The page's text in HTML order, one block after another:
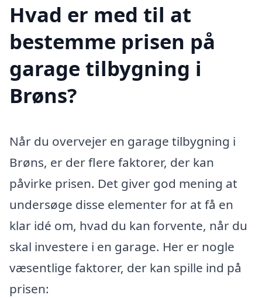
Hvad er med til at
bestemme prisen på
garage tilbygning i
Brøns?
Når du overvejer en garage tilbygning i
Brøns, er der flere faktorer, der kan
påvirke prisen. Det giver god mening at
undersøge disse elementer for at få en
klar idé om, hvad du kan forvente, når du
skal investere i en garage. Her er nogle
væsentlige faktorer, der kan spille ind på
prisen: